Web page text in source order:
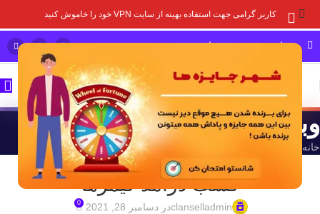
کاربر گرامی جهت استفاده بهینه از سایت VPN خود را خاموش کنید
مشاوره خرید و پشتیبانی سریع
وبلاگ
خانه
درآمد از بازی
کسب درآمد گیمرها
clanselladminدر دسامبر 28, 2021 0